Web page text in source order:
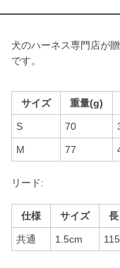
犬のハーネス専門店が
です。
サイズ 重量(g)
S 70
M 77
リード:
仕様 サイズ 長
共通 1.5cm